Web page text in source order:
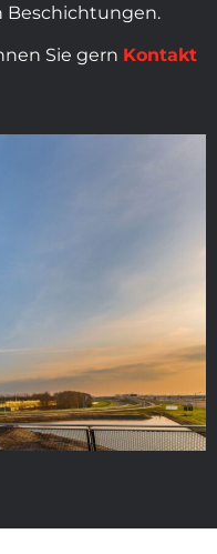
Beschichtungen.
Sie gern Kontakt